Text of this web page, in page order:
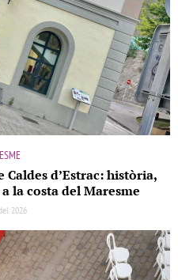
d’Estrac: història,
la costa del Maresme
2026